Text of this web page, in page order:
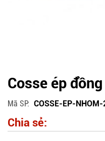
Cosse ép đồng
Mã SP COSSE-EP-NHOM-
Chia sẻ: